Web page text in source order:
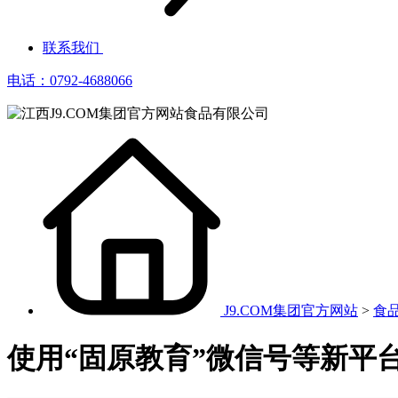
联系我们
电话：0792-4688066
J9.COM集团官方网站 > 食
使用“固原教育”微信号等新平